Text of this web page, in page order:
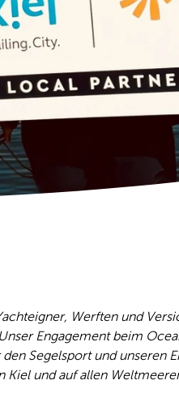
Werften und
Engagement beim
Segelsport und unseren
und auf allen